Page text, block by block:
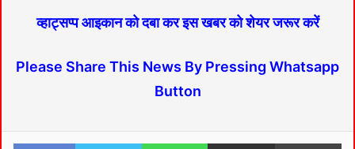
व्हाट्सप्प आइकान को दबा कर इस खबर को शेयर जरूर करें
Please Share This News By Pressing Whatsapp
Button